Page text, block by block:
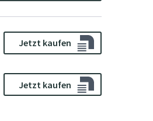
Jetzt kaufen
Jetzt kaufen